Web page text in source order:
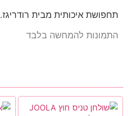
תחפושת איכותית מבית רודריגז.
התמונות להמחשה בלבד